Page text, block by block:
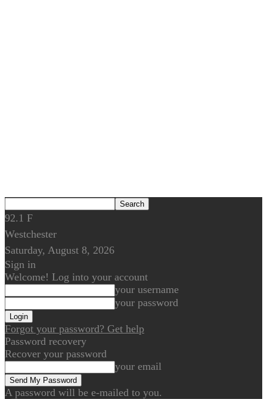
92.1 F
Westchester
Saturday, August 8, 2026
Sign in
Welcome! Log into your account
your username
your password
Forgot your password? Get help
Password recovery
Recover your password
your email
A password will be e-mailed to you.